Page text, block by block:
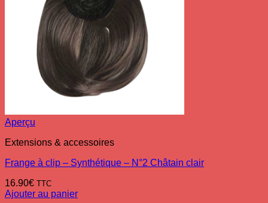
Aperçu
Extensions & accessoires
Frange à clip – Synthétique – N°2 Châtain clair
16.90€ TTC
Ajouter au panier